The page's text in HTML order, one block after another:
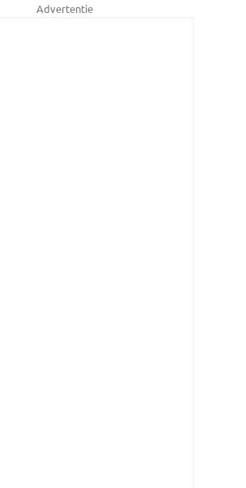
Advertentie